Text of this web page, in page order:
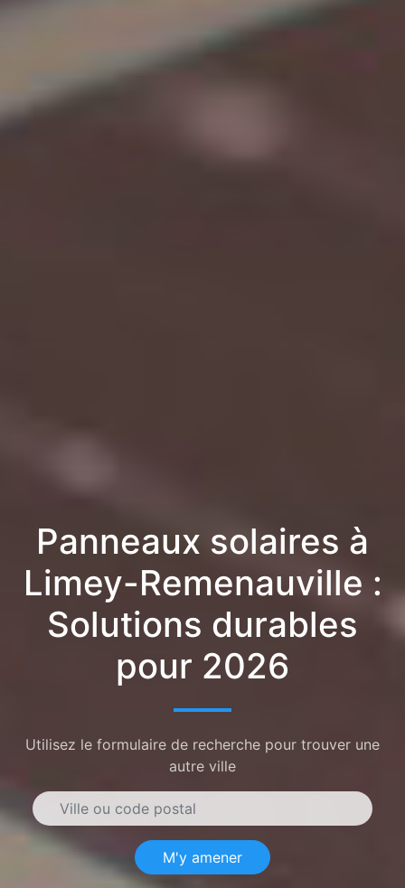
Panneaux solaires à
Limey-Remenauville :
Solutions durables
pour 2026
Utilisez le formulaire de recherche pour trouver une
autre ville
M'y amener